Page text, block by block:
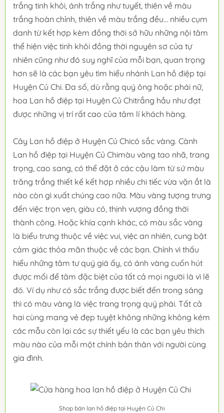
trắng tinh khôi, ánh trắng như tuyết, thiên về màu
trắng hoàn chỉnh, thiên về màu trắng đều... nhiều cụm
danh từ kết hợp kèm đồng thời sở hữu những nội tâm
thể hiện việc tinh khôi đồng thời nguyên sơ của tự
nhiên cũng như đó suy nghĩ của mỗi bạn, quan trọng
hơn sẽ là các bạn yêu tìm hiểu nhánh Lan hồ điệp tại
Huyện Củ Chi. Đa số, dù rằng quý ông hoặc phái nữ,
hoa Lan hồ điệp tại Huyện Củ Chitrắng hầu như đạt
được những vị trí rất cao của tâm lí khách hàng.
Cây Lan hồ điệp ở Huyện Củ Chicó sắc vàng. Cành
Lan hồ điệp tại Huyện Củ Chimàu vàng tao nhã, trang
trọng, cao sang, có thể đặt ở các cậu làm từ sứ màu
trăng trắng thiết kế kết hợp nhiều chi tiếc vừa vặn ắt là
nào còn gì xuất chúng cao nữa. Màu vàng tượng trưng
đến việc trọn vẹn, giàu có, thịnh vượng đồng thời
thành công. Hoặc khía cạnh khác, có màu sắc vàng
là biểu trưng thuộc về việc vui, việc an nhiên, cung bật
cảm giác thỏa mãn thuộc về các bạn. Chính vì thấu
hiểu những tâm tư quý giá ấy, có ánh vàng cuốn hút
được mối để tâm đặc biệt của tất cả mọi người là vì lẽ
đó. Ví dụ như có sắc trắng được biết đến trong sáng
thì có màu vàng là việc trang trọng quý phái. Tất cả
hai cùng mang vẻ đẹp tuyệt không những không kém
các mẫu còn lại các sự thiết yếu là các bạn yêu thích
màu nào của mỗi một chính bản thân với người cùng
gia đình.
Shop bán lan hồ điệp tại Huyện Củ Chi